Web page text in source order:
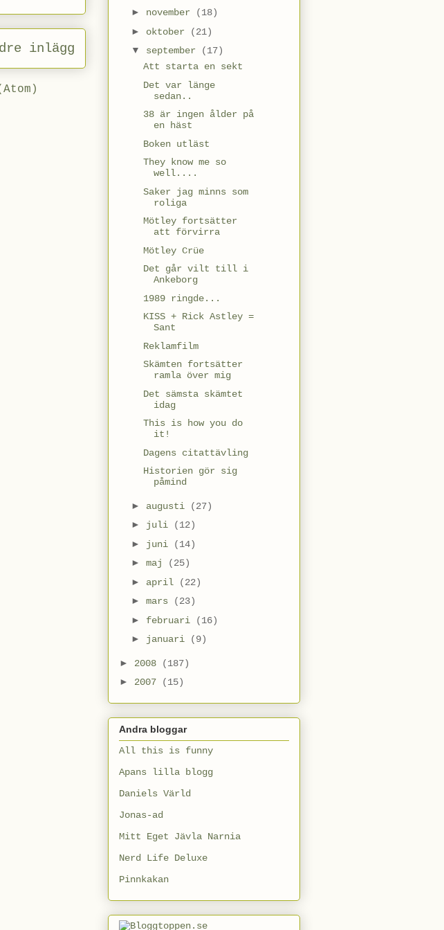
inlägg
► november
(18)
► oktober
(21)
▼ september
(17)
Att starta en sekt
Det var länge
sedan..
38 är ingen ålder på
en häst
Boken utläst
They know me so
well....
Saker jag minns som
roliga
Mötley fortsätter
att förvirra
Mötley Crüe
Det går vilt till i
Ankeborg
1989 ringde...
KISS + Rick Astley =
Sant
Reklamfilm
Skämten fortsätter
ramla över mig
Det sämsta skämtet
idag
This is how you do
it!
Dagens citattävling
Historien gör sig
påmind
► augusti
(27)
► juli
(12)
► juni
(14)
► maj
(25)
► april
(22)
► mars
(23)
► februari
(16)
► januari (9)
► 2008
(187)
► 2007 (15)
Andra bloggar
All this is funny
Apans lilla blogg
Daniels Värld
Jonas-ad
Mitt Eget Jävla Narnia
Nerd Life Deluxe
Pinnkakan